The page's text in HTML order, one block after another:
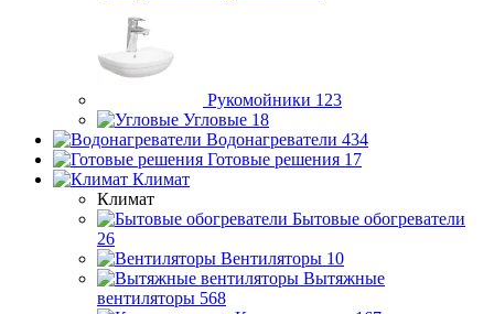
Рукомойники 123
Угловые 18
Водонагреватели 434
Готовые решения 17
Климат
Климат
Бытовые обогреватели
26
Вентиляторы 10
Вытяжные
вентиляторы 568